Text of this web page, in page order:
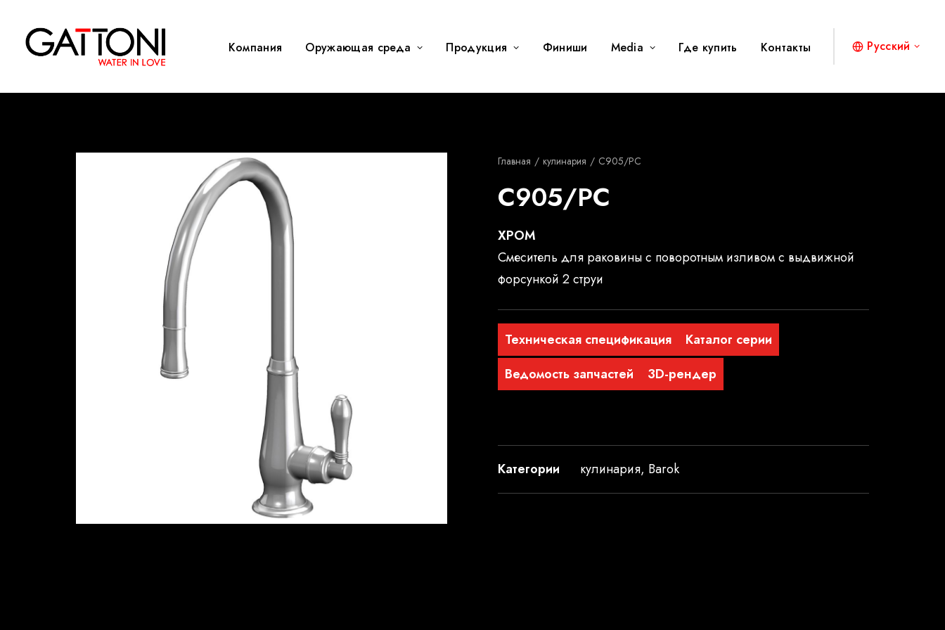
Компания Oружающая среда Продукция Финиши Media Где купить Контакты Русский
Главная кулинария C905/PC
C905/PC
ХРОМ
Смеситель для раковины с поворотным изливом с выдвижной
форсункой 2 струи
Техническая спецификация
Каталог серии
Ведомость запчастей
3D-рендер
Категории кулинария, Barok